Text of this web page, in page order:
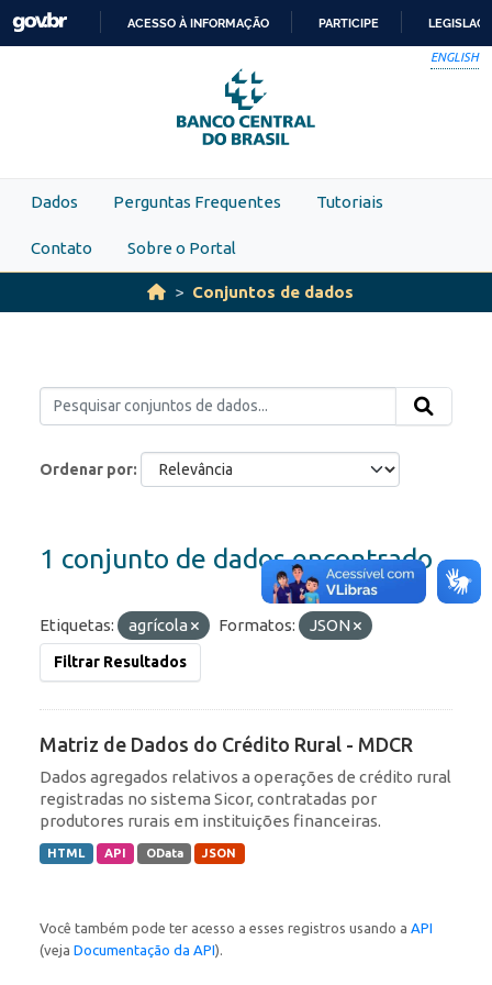
Skip to main content
PARA
O
CONTEÚDO
ACESSO À INFORMAÇÃO PARTICIPE
ENGLISH
Dados Perguntas Frequentes Tutoriais
Contato Sobre o Portal
Conjuntos de dados
Ordenar por
1 conjunto de dados encontrado
Etiquetas: agrícola Formatos: JSON
Filtrar Resultados
Matriz de Dados do Crédito Rural - MDCR
Dados agregados relativos a operações de crédito rural
registradas no sistema Sicor, contratadas por
produtores rurais em instituições financeiras.
HTML API OData JSON
Você também pode ter acesso a esses registros usando a API
(veja Documentação da API).